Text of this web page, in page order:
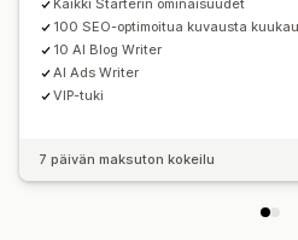
Nopeusanalyysi Linkkianalyysi
Ranking-seuranta
A/B-testaus
Kaikki Starterin ominaisuudet
100 SEO-optimoitua kuvausta
10 AI Blog Writer
AI Ads Writer
VIP-tuki
7 päivän maksuton kokeilu